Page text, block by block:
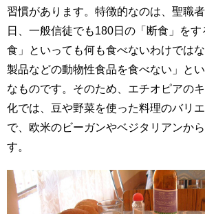
習慣があります。特徴的なのは、聖職
日、一般信徒でも180日の「断食」を
食」といっても何も食べないわけでは
製品などの動物性食品を食べない」と
なものです。そのため、エチオピアの
化では、豆や野菜を使った料理のバリ
で、欧米のビーガンやベジタリアンか
す。